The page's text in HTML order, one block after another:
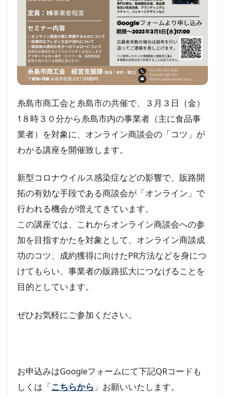
糸島市商工会と糸島市の共催で、３月３日（金）
1８時３０分から糸島市内の事業者（主に食品事
業者）を対象に、オンライン商談会の「コツ」が
わかる講座を開催致します。
新型コロナウイルス感染症などの影響で、販路開
拓の有効な手段である商談会が「オンライン」で
行われる機会が増えてきています。
この講座では、これからオンライン商談会への参
加を目指すかたを対象として、オンライン商談成
功のコツ、成約獲得に向けたPR方法などを身につ
けてもらい、事業者の販路拡大につなげることを
目的としています。
ぜひお気軽にご参加ください。
お申込みはGoogleフォームにて下記QRコードも
しくは「こちらから 」お願いいたします。